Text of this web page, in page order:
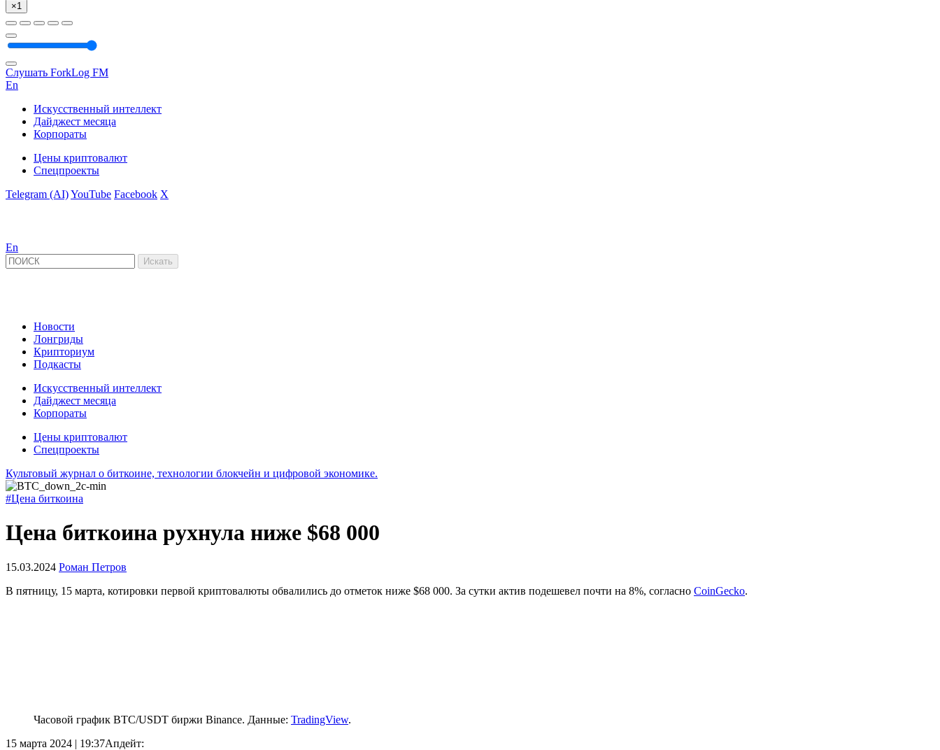
×1
Слушать ForkLog FM
En
Искусственный интеллект
Дайджест месяца
Корпораты
Цены криптовалют
Спецпроекты
Telegram (AI)YouTube Facebook X
En
Новости
Лонгриды
Крипториум
Подкасты
Искусственный интеллект
Дайджест месяца
Корпораты
Цены криптовалют
Спецпроекты
Культовый журнал о биткоине, технологии блокчейн и цифровой экономике.
#Цена биткоина
Цена биткоина рухнула ниже $68 000
15.03.2024 Роман Петров
В пятницу, 15 марта, котировки первой криптовалюты обвалились до отметок ниже $68 000. За сутки актив подешевел почти на 8%, согласно CoinGecko.
Часовой график BTC/USDT биржи Binance. Данные: TradingView.
15 марта 2024 | 19:37Апдейт: